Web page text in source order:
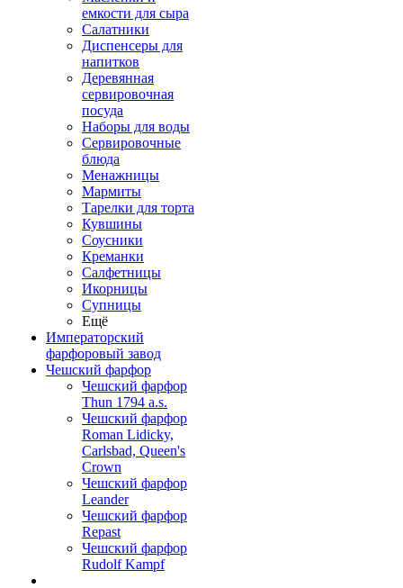
емкости для сыра
Салатники
Диспенсеры для
напитков
Деревянная
сервировочная
посуда
Наборы для воды
Сервировочные
блюда
Менажницы
Мармиты
Тарелки для торта
Кувшины
Соусники
Креманки
Салфетницы
Икорницы
Супницы
Ещё
Императорский
фарфоровый завод
Чешский фарфор
Чешский фарфор
Thun 1794 a.s.
Чешский фарфор
Roman Lidicky,
Carlsbad, Queen's
Crown
Чешский фарфор
Leander
Чешский фарфор
Repast
Чешский фарфор
Rudolf Kampf